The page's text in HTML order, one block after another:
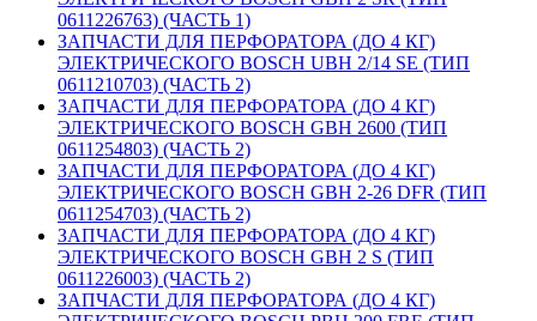
0611226763) (ЧАСТЬ 1)
ЗАПЧАСТИ ДЛЯ ПЕРФОРАТОРА (ДО 4 КГ)
ЭЛЕКТРИЧЕСКОГО BOSCH UBH 2/14 SE (ТИП
0611210703) (ЧАСТЬ 2)
ЗАПЧАСТИ ДЛЯ ПЕРФОРАТОРА (ДО 4 КГ)
ЭЛЕКТРИЧЕСКОГО BOSCH GBH 2600 (ТИП
0611254803) (ЧАСТЬ 2)
ЗАПЧАСТИ ДЛЯ ПЕРФОРАТОРА (ДО 4 КГ)
ЭЛЕКТРИЧЕСКОГО BOSCH GBH 2-26 DFR (ТИП
0611254703) (ЧАСТЬ 2)
ЗАПЧАСТИ ДЛЯ ПЕРФОРАТОРА (ДО 4 КГ)
ЭЛЕКТРИЧЕСКОГО BOSCH GBH 2 S (ТИП
0611226003) (ЧАСТЬ 2)
ЗАПЧАСТИ ДЛЯ ПЕРФОРАТОРА (ДО 4 КГ)